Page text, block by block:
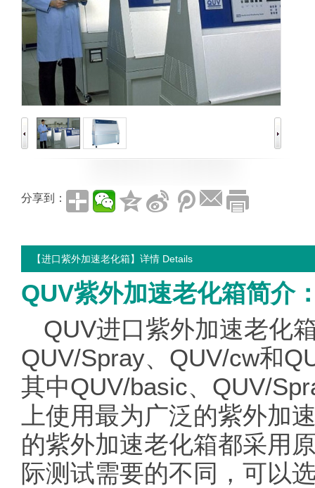
分享到：
【进口紫外加速老化箱】详情 Details
QUV紫外加速老化箱简介
QUV进口紫外加速老化
QUV/Spray、QUV/cw和
其中QUV/basic、QUV/
上使用最为广泛的紫外加
的紫外加速老化箱都采用
际测试需要的不同，可以